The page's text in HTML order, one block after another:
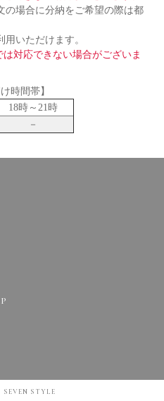
の場合に分納をご希望の際は都
いただけます。
対応できない場合がございま
時間帯】
18時～21時
－
SEVEN STYLE